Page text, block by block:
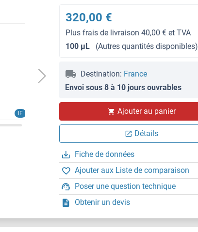
IF
320,00 €
Plus frais de livraison 40,00 € et TVA
100 μL
(Autres quantités disponibles)
Destination: France
Envoi sous 8 à 10 jours ouvrables
Ajouter au panier
Détails
Fiche de données
Ajouter aux Liste de comparaison
Poser une question technique
Obtenir un devis